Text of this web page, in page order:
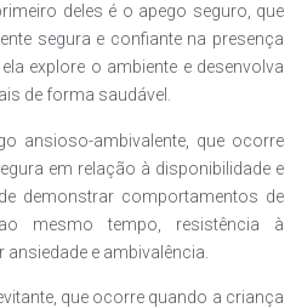
deles é o apego seguro, que
segura e confiante na presença
explore o ambiente e desenvolva
de forma saudável.
ansioso-ambivalente, que ocorre
em relação à disponibilidade e
demonstrar comportamentos de
mesmo tempo, resistência à
e ambivalência.
que ocorre quando a criança